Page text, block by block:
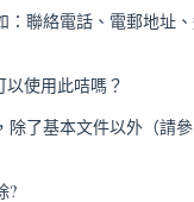
：聯絡電話、電郵地址
以使用此咭嗎？
除了基本文件以外（請
?